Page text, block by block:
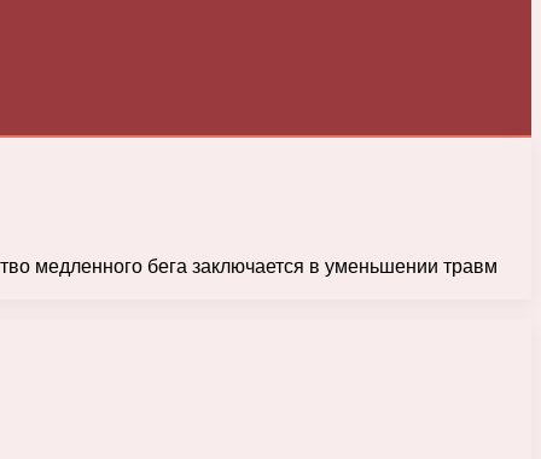
медленного бега заключается в уменьшении травм